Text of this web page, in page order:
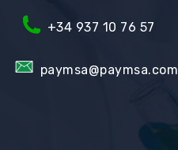
+34 937 10 76 57
paymsa@paymsa.com